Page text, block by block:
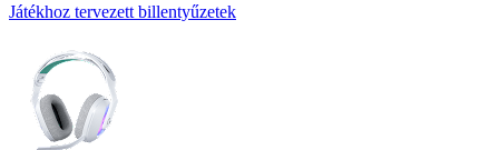
Játékhoz tervezett billentyűzetek